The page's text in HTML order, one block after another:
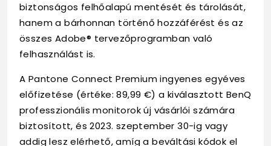
biztonságos felhőalapú mentését és tárolását,
hanem a bárhonnan történő hozzáférést és az
összes Adobe® tervezőprogramban való
felhasználást is.
A Pantone Connect Premium ingyenes egyéves
előfizetése (értéke: 89,99 €) a kiválasztott BenQ
professzionális monitorok új vásárlói számára
biztosított, és 2023. szeptember 30-ig vagy
addig lesz elérhető, amíg a beváltási kódok el